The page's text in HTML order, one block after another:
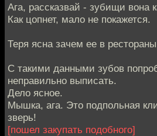
Ага, рассказвай - зубищи вона
Как цопнет, мало не покажется.
Теря ясна зачем ее в
С такими данными зубов
неправильно выписать.
Дело ясное.
Мышка, ага. Это подпольная
зверь!
[пошел закупать подобного]